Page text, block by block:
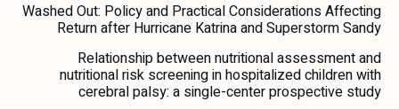
Washed Out: Policy and Practical Considerations Affecting
Return after Hurricane Katrina and Superstorm Sandy
Relationship between nutritional assessment and
nutritional risk screening in hospitalized children with
cerebral palsy: a single-center prospective study